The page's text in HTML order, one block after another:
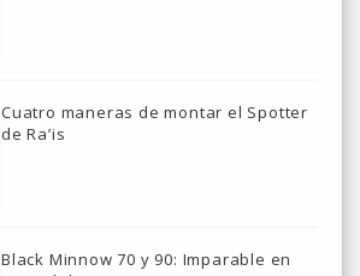
Cuatro maneras de montar el Spotter
de Ra’is
Black Minnow 70 y 90: Imparable en